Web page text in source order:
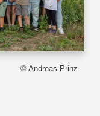
© Andreas Prinz